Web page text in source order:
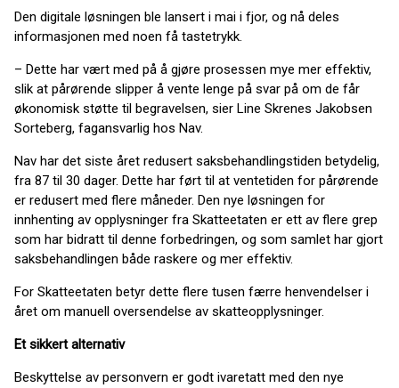
Den digitale løsningen ble lansert i mai i fjor, og nå deles
informasjonen med noen få tastetrykk.
– Dette har vært med på å gjøre prosessen mye mer effektiv,
slik at pårørende slipper å vente lenge på svar på om de får
økonomisk støtte til begravelsen, sier Line Skrenes Jakobsen
Sorteberg, fagansvarlig hos Nav.
Nav har det siste året redusert saksbehandlingstiden betydelig,
fra 87 til 30 dager. Dette har ført til at ventetiden for pårørende
er redusert med flere måneder. Den nye løsningen for
innhenting av opplysninger fra Skatteetaten er ett av flere grep
som har bidratt til denne forbedringen, og som samlet har gjort
saksbehandlingen både raskere og mer effektiv.
For Skatteetaten betyr dette flere tusen færre henvendelser i
året om manuell oversendelse av skatteopplysninger.
Et sikkert alternativ
Beskyttelse av personvern er godt ivaretatt med den nye